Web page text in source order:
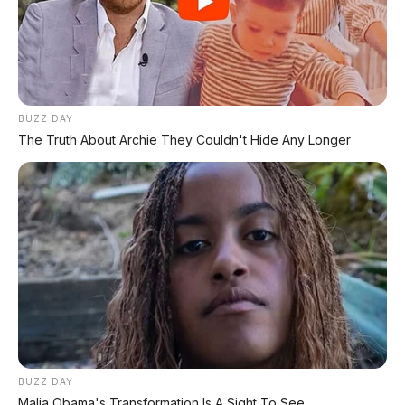
⚡ BYD Leopard 8: SUV Off-Road PHEV
748 HP Siap Tantang Land Cruiser!
⚡ Xiaomi SkyNomad N90: SUV EREV
Premium dengan Range 1.705 Km
⚡ Leapmotor B01: Sedan Listrik Kompak
800V dengan Range 670 Km
⚡ Maextro V800: MPV Ultra-Mewah
EREV 531 HP Penantang Toyota Alphard
⚡ Chery Tiggo 5 Sport: SUV Kompak
Sporty 156 HP dengan Chip Snapdragon
8155
BUZZ DAY
The Truth About Archie They Couldn't Hide Any Longer
BUZZ DAY